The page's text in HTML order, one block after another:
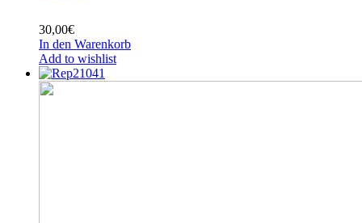
30,00€
In den Warenkorb
Add to wishlist